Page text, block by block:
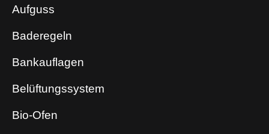
Aufguss
Baderegeln
Bankauflagen
Belüftungssystem
Bio-Ofen